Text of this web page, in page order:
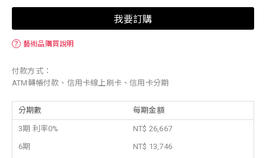
我要訂購
？ 藝術品購買說明
付款方式：
ATM轉帳付款、信用卡線上刷卡、信用卡分期
分期數 每期金額
3期 利率0%
NT$ 26,667
6期
NT$ 13,746